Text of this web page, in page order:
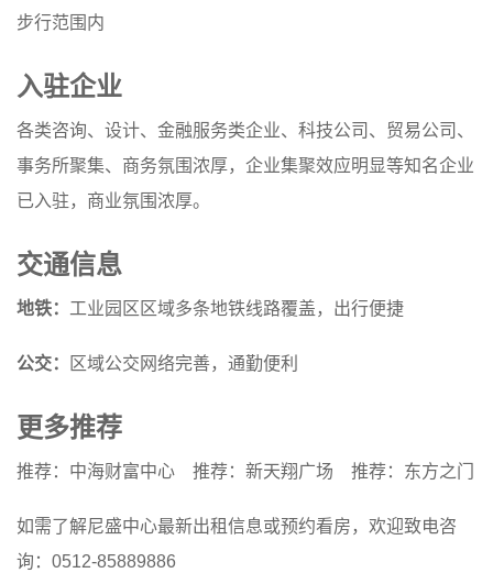
步行范围内
入驻企业
各类咨询、设计、金融服务类企业、科技公司、贸易公司、
事务所聚集、商务氛围浓厚，企业集聚效应明显等知名企业
已入驻，商业氛围浓厚。
交通信息
地铁： 工业园区区域多条地铁线路覆盖，出行便捷
公交： 区域公交网络完善，通勤便利
更多推荐
推荐：中海财富中心 推荐：新天翔广场 推荐：东方之门
如需了解尼盛中心最新出租信息或预约看房，欢迎致电咨
询：0512-85889886